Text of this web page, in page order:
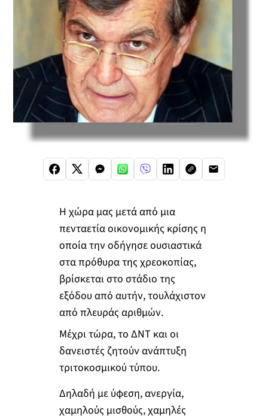
Η χώρα μας μετά από μια
πενταετία οικονομικής κρίσης η
οποία την οδήγησε ουσιαστικά
στα πρόθυρα της χρεοκοπίας,
βρίσκεται στο στάδιο της
εξόδου από αυτήν, τουλάχιστον
από πλευράς αριθμών.
Μέχρι τώρα, το ΔΝΤ και οι
δανειστές ζητούν ανάπτυξη
τριτοκοσμικού τύπου.
Δηλαδή με ύφεση, ανεργία,
χαμηλούς μισθούς, χαμηλές